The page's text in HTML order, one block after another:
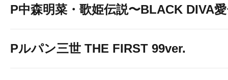
P中森明菜・歌姫伝説〜BLACK DIVA
Pルパン三世 THE FIRST 99ver.